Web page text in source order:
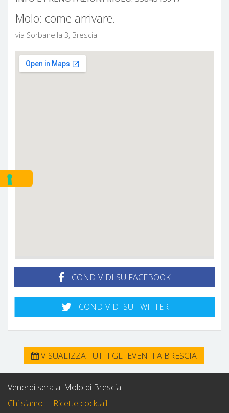
Molo: come arrivare.
via Sorbanella 3, Brescia
CONDIVIDI SU FACEBOOK
CONDIVIDI SU TWITTER
VISUALIZZA TUTTI GLI EVENTI A BRESCIA
Venerdì sera al Molo di Brescia
Chi siamo
Ricette cocktail